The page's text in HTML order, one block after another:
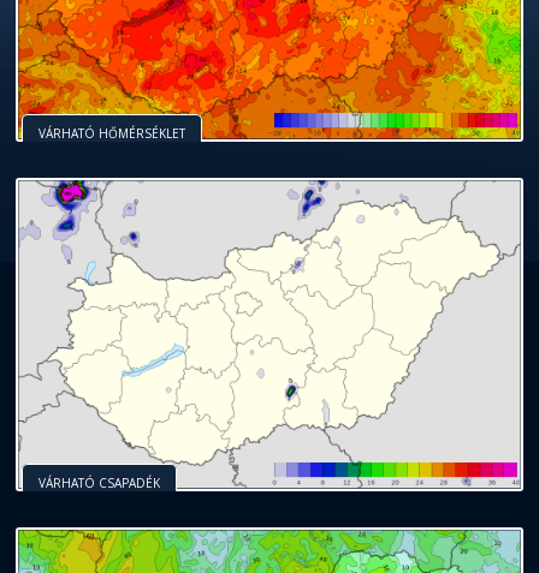
VÁRHATÓ HŐMÉRSÉKLET
VÁRHATÓ CSAPADÉK